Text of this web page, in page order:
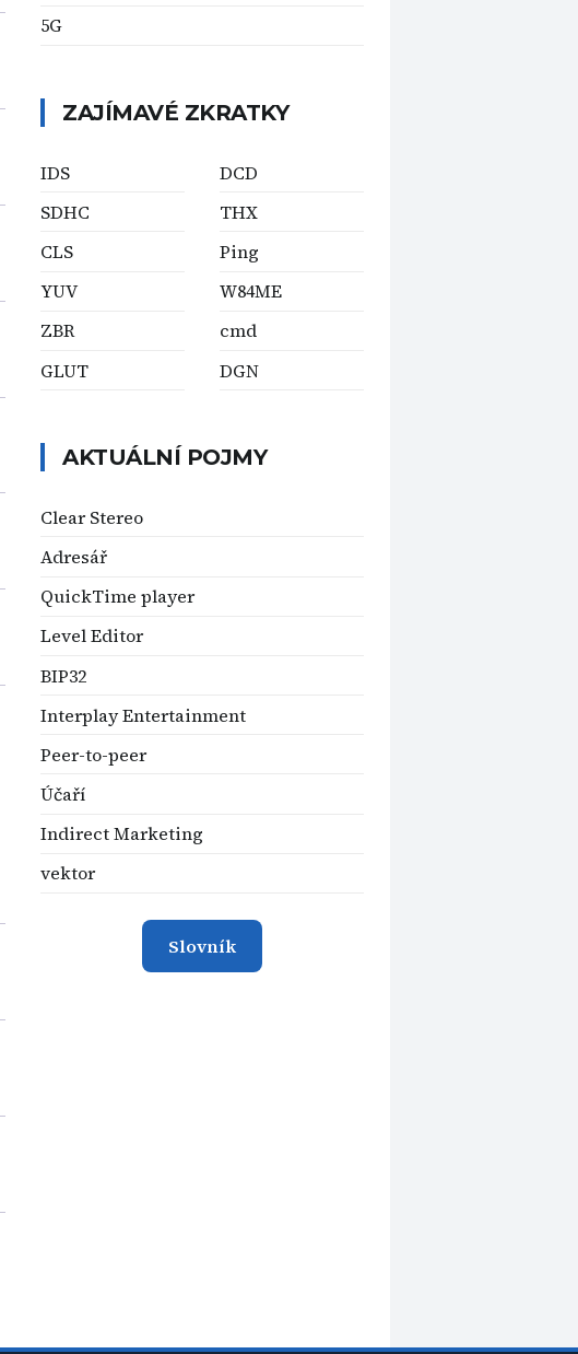
5G
ZAJÍMAVÉ ZKRATKY
IDS
SDHC
CLS
YUV
ZBR
GLUT
DCD
THX
Ping
W84ME
cmd
DGN
AKTUÁLNÍ POJMY
Clear Stereo
Adresář
QuickTime player
Level Editor
BIP32
Interplay Entertainment
Peer-to-peer
Účaří
Indirect Marketing
vektor
Slovník